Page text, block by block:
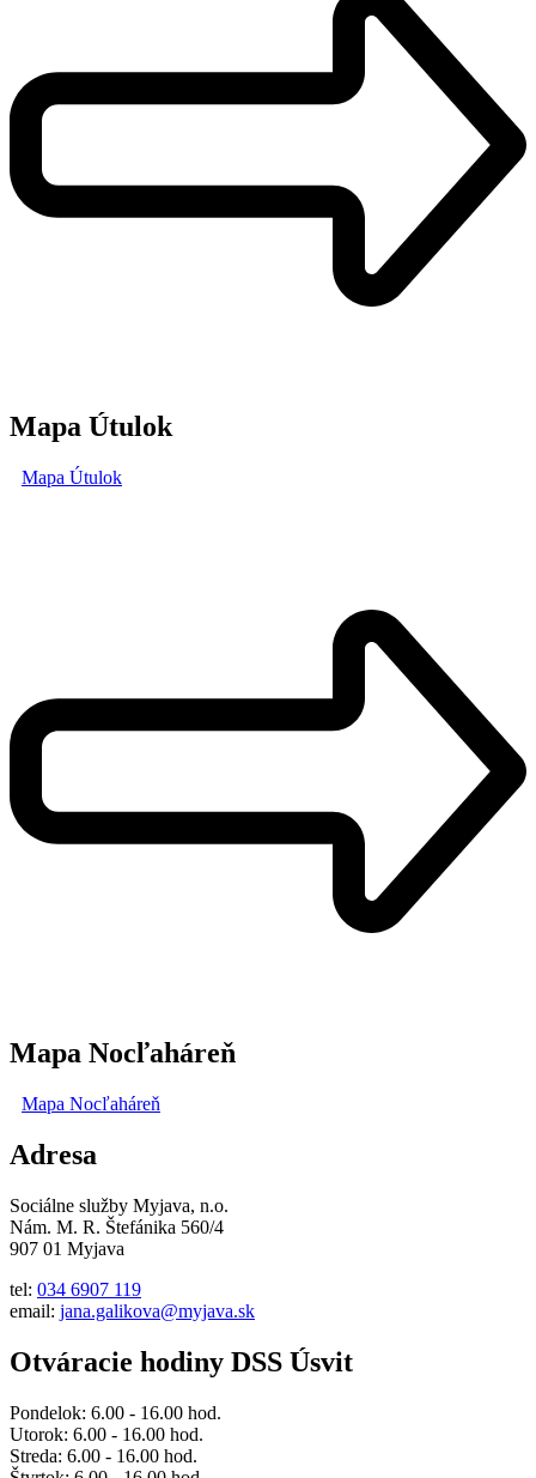
Mapa Útulok
Mapa Útulok
Mapa Nocľaháreň
Mapa Nocľaháreň
Adresa
Sociálne služby Myjava, n.o.
Nám. M. R. Štefánika 560/4
907 01 Myjava
tel: 034 6907 119
email: jana.galikova@myjava.sk
Otváracie hodiny DSS Úsvit
Pondelok: 6.00 - 16.00 hod.
Utorok: 6.00 - 16.00 hod.
Streda: 6.00 - 16.00 hod.